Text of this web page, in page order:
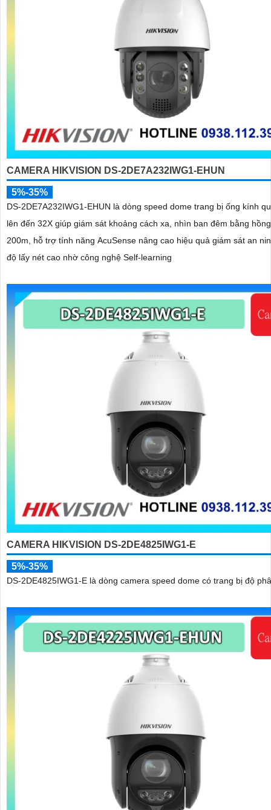
CAMERA HIKVISION DS-2DE7A232IWG1-EHUN
5%-35%
DS-2DE7A232IWG1-EHUN là dòng speed dome trang bị ống kính
lên đến 32X giúp giám sát khoảng cách xa, nhìn ban đêm bằng
200m, hỗ trợ tính năng AcuSense nâng cao hiệu quả giám sát an
độ lấy nét cao nhờ công nghệ Self-learning
CAMERA HIKVISION DS-2DE4825IWG1-E
5%-35%
DS-2DE4825IWG1-E là dòng camera speed dome có trang bị độ